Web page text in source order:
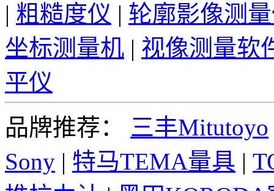
| 粗糙度仪 | 轮廓影像测
坐标测量机 | 视像测量软
平仪
品牌推荐：
三丰Mitutoyo
Sony | 特马TEMA量具 |